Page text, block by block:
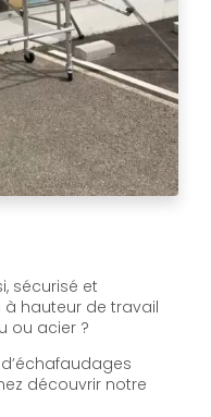
sécurisé et
hauteur de travail
ou acier ?
découvrir notre